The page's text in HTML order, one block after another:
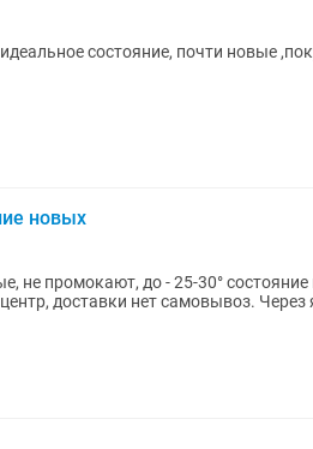
состояние, почти новые
новых
не промокают, до - 25-30°
доставки нет самовывоз. Через